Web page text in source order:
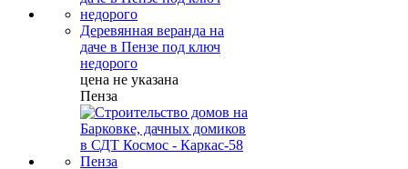
Деревянная веранда на
даче в Пензе под ключ
недорого
цена не указана
Пенза